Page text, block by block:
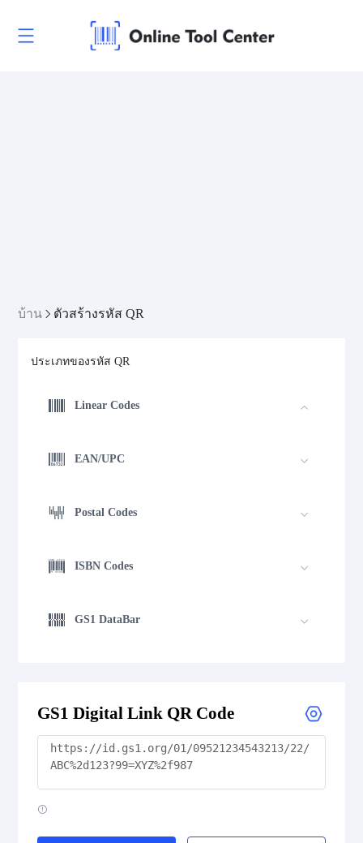
บ้าน ตัวสร้างรหัส QR
ประเภทของรหัส QR
Linear Codes
EAN/UPC
Postal Codes
ISBN Codes
GS1 DataBar
GS1 Digital Link QR Code